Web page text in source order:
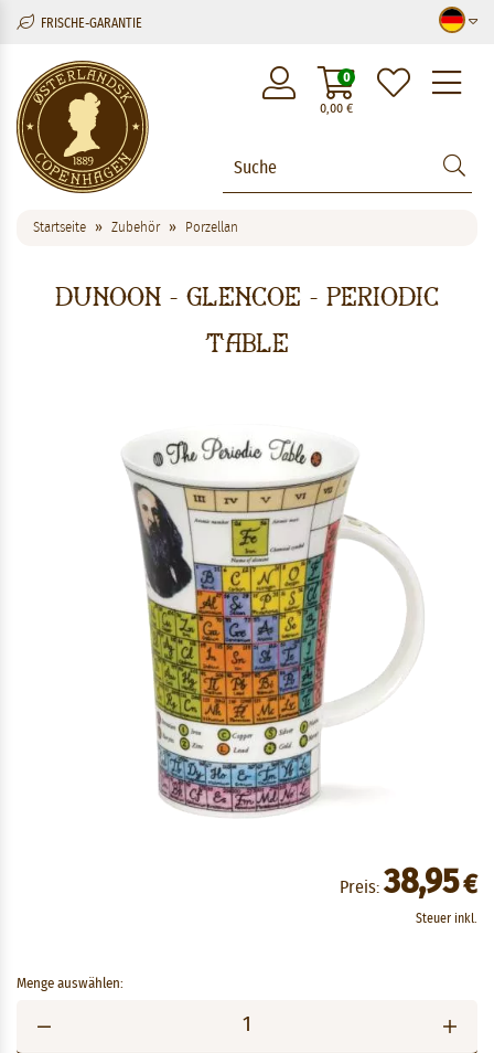
FRISCHE-GARANTIE
0,00€
0
Startseite Zubehör Porzellan
Dunoon - Glencoe - Periodic
Table
Preis: 38,95€
Steuer inkl.
Menge auswählen: